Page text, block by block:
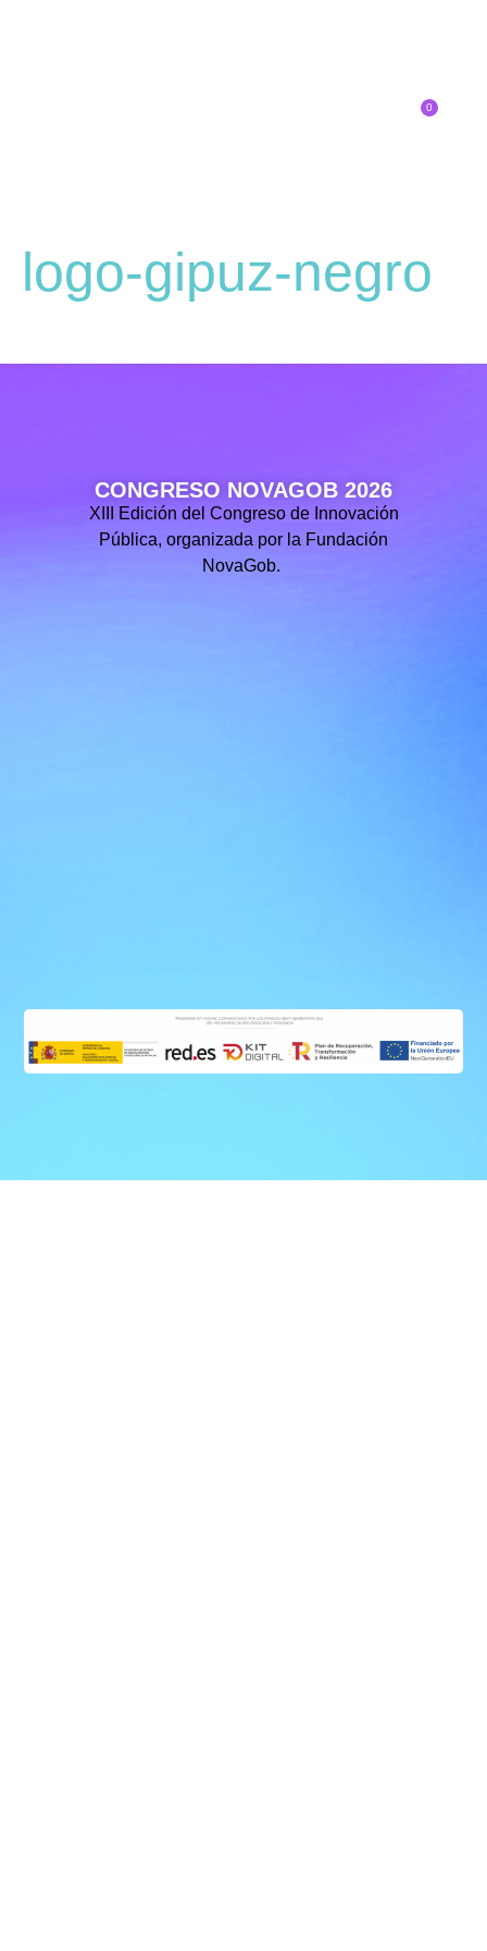
0
logo-gipuz-negro
CONGRESO NOVAGOB 2026
XIII Edición del Congreso de Innovación
Pública, organizada por la Fundación
NovaGob.